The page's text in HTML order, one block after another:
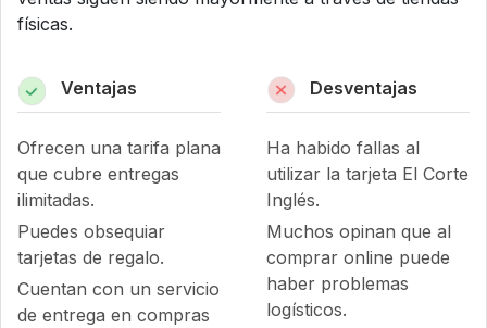
físicas.
Ventajas
Ofrecen una tarifa plana
que cubre entregas
ilimitadas.
Puedes obsequiar
tarjetas de regalo.
Cuentan con un servicio
de entrega en compras
Desventajas
Ha habido fallas al
utilizar la tarjeta El Corte
Inglés.
Muchos opinan que al
comprar online puede
haber problemas
logísticos.